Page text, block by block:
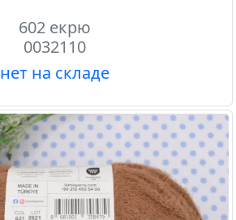
602 екрю
0032110
нет на складе